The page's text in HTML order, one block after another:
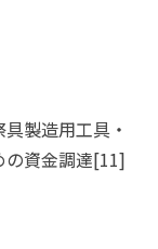
製造用工具・
の資金調達[11]